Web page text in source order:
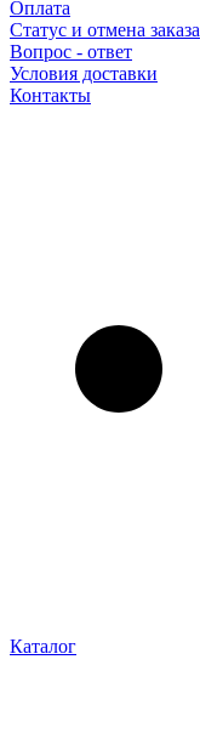
Оплата
Статус и отмена заказа
Вопрос - ответ
Условия доставки
Контакты
Каталог